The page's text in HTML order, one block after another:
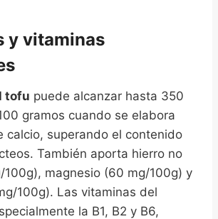
y vitaminas
tofu puede alcanzar hasta 350
gramos cuando se elabora
calcio, superando el contenido
También aporta hierro no
100g), magnesio (60 mg/100g) y
100g). Las vitaminas del
la B1, B2 y B6,